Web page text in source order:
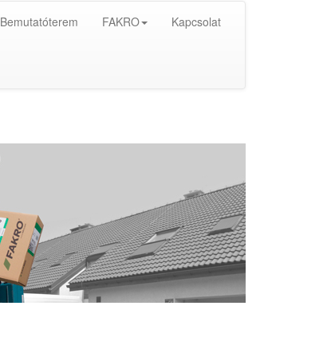
Bemutatóterem FAKRO Kapcsolat